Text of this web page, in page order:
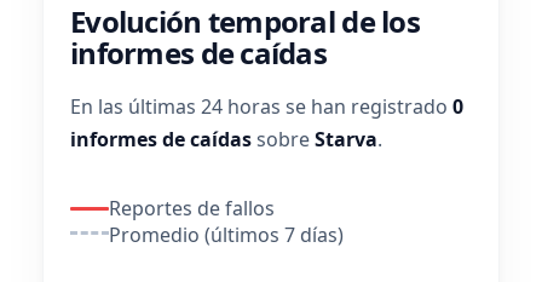
Evolución temporal de los
informes de caídas
En las últimas 24 horas se han registrado 0
informes de caídassobreStarva.
Reportes de fallos
Promedio (últimos 7 días)